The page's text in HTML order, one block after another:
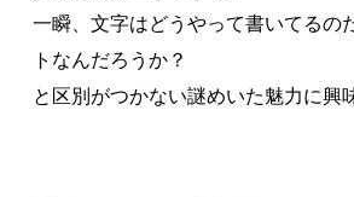
一瞬、文字はどうやって書いてる
トなんだろうか？
と区別がつかない謎めいた魅力に興